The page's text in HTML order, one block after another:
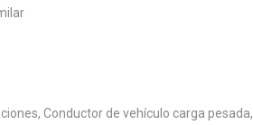
Conductor de vehículo carga pesada,